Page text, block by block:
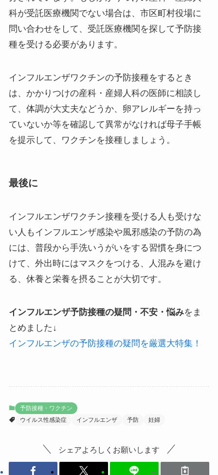
科が受託医療機関でない場合は、市区町村役場に
問い合わせをして、受託医療機関を探して予防接
種を受ける必要があります。
インフルエンザワクチンの予防接種をするとき
は、かかりつけの産科・産婦人科の医師に相談し
て、体調が大丈夫などうか、卵アレルギーを持っ
ていないか等を確認して異常がなければ母子手帳
を提示して、ワクチンを接種しましょう。
最後に
インフルエンザワクチン接種を受ける人も受けな
い人もインフルエンザ感染や風邪感染の予防の為
には、普段から手洗いうがいをする習慣を身につ
けて、外出時にはマスクをつける、人混みを避け
る、休養と栄養を摂ることが大切です。
インフルエンザ予防接種の疑問・不安・悩みをま
とめました↓
インフルエンザの予防接種の疑問を厳選大特集！
予防接種・ワクチン
ウイルス性感染症
インフルエンザ 予防 妊婦
シェアよろしくお願いします